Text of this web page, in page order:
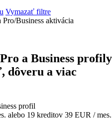
Vymazať filtre
Business aktivácia
a Business profily
dôveru a viac
profil
alebo 19 kreditov 39 EUR / mes.